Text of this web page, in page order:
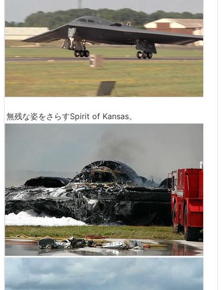
無残な姿をさらすSpirit of Kansas。